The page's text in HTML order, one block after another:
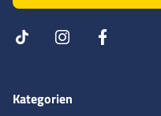
Kategorien